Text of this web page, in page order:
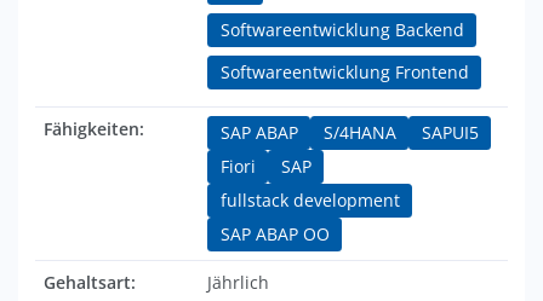
Softwareentwicklung Backend
Softwareentwicklung Frontend
Fähigkeiten: SAP ABAP S/4HANA
SAPUI5
Fiori
SAP
fullstack development
SAP ABAP OO
Gehaltsart:
Jährlich